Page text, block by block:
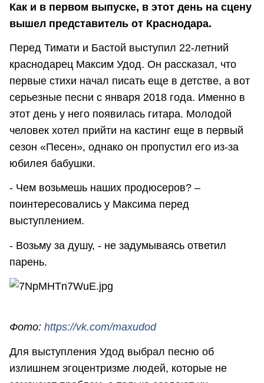
Как и в первом выпуске, в этот день на сцену
вышел представитель от Краснодара.
Перед Тимати и Бастой выступил 22-летний
краснодарец Максим Удод. Он рассказал, что
первые стихи начал писать еще в детстве, а вот
серьезные песни с января 2018 года. Именно в
этот день у него появилась гитара. Молодой
человек хотел прийти на кастинг еще в первый
сезон «Песен», однако он пропустил его из-за
юбилея бабушки.
- Чем возьмешь наших продюсеров? –
поинтересовались у Максима перед
выступлением.
- Возьму за душу, - не задумываясь ответил
парень.
Фото: https://vk.com/maxudod
Для выступления Удод выбрал песню об
излишнем эгоцентризме людей, которые не